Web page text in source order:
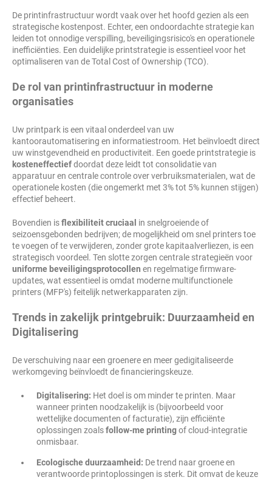
De printinfrastructuur wordt vaak over het hoofd gezien als een
strategische kostenpost. Echter, een ondoordachte strategie kan
leiden tot onnodige verspilling, beveiligingsrisico's en operationele
inefficiënties. Een duidelijke printstrategie is essentieel voor het
optimaliseren van de Total Cost of Ownership (TCO).
De rol van printinfrastructuur in moderne
organisaties
Uw printpark is een vitaal onderdeel van uw
kantoorautomatisering en informatiestroom. Het beïnvloedt direct
uw winstgevendheid en productiviteit. Een goede printstrategie is
kosteneffectiefdoordat deze leidt tot consolidatie van
apparatuur en centrale controle over verbruiksmaterialen, wat de
operationele kosten (die ongemerkt met 3% tot 5% kunnen stijgen)
effectief beheert.
Bovendien isflexibiliteit cruciaal in snelgroeiende of
seizoensgebonden bedrijven; de mogelijkheid om snel printers toe
te voegen of te verwijderen, zonder grote kapitaalverliezen, is een
strategisch voordeel. Ten slotte zorgen centrale strategieën voor
uniforme beveiligingsprotocollen en regelmatige firmware-
updates, wat essentieel is omdat moderne multifunctionele
printers (MFP's) feitelijk netwerkapparaten zijn.
Trends in zakelijk printgebruik: Duurzaamheid en
Digitalisering
De verschuiving naar een groenere en meer gedigitaliseerde
werkomgeving beïnvloedt de financieringskeuze.
Digitalisering: Het doel is om minder te printen. Maar
wanneer printen noodzakelijk is (bijvoorbeeld voor
wettelijke documenten of facturatie), zijn efficiënte
oplossingen zoalsfollow-me printingof cloud-integratie
onmisbaar.
Ecologische duurzaamheid: De trend naar groene en
verantwoorde printoplossingen is sterk. Dit omvat de keuze